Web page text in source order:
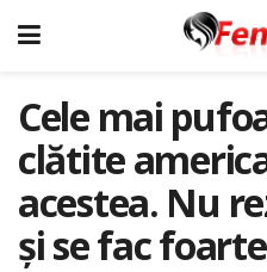
Cele mai
clătite
acestea. Nu
și se fac